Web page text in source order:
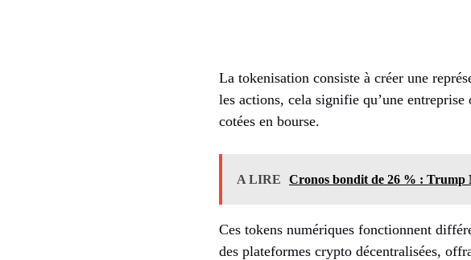
La tokenisation consiste à créer une
les actions, cela signifie qu’une
cotées en bourse.
A LIRE Cronos bondit de 26 % : Trump
Ces tokens numériques fonctionnent
des plateformes crypto décentralisées,